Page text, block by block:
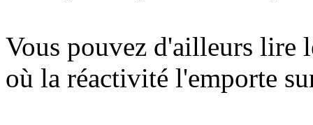
Vous pouvez d'ailleurs lire
où la réactivité l'emporte